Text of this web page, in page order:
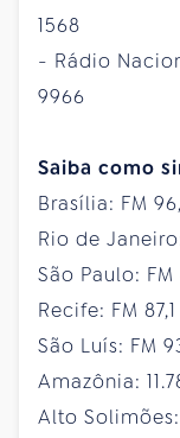
1568
- Rádio
9966
Saiba como
Brasília: FM
Rio de
São Paulo: FM
Recife: FM
São Luís: FM
Amazônia:
Alto Solimões: